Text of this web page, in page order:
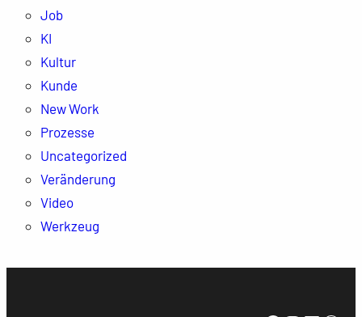
Job
KI
Kultur
Kunde
New Work
Prozesse
Uncategorized
Veränderung
Video
Werkzeug